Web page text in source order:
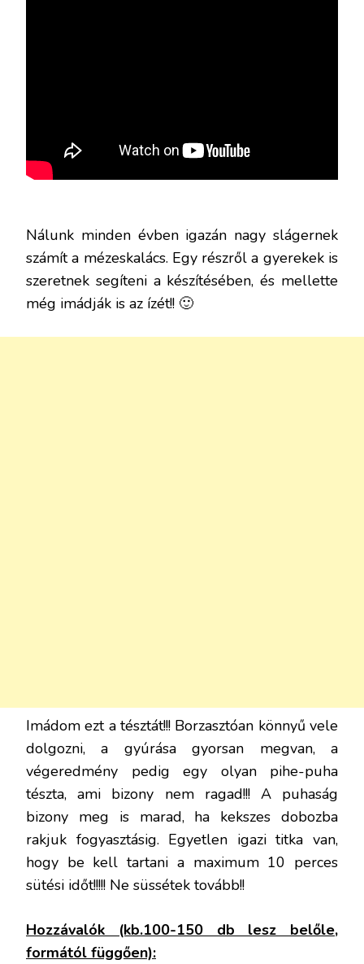
Nálunk minden évben igazán nagy slágernek
számít a mézeskalács. Egy részről a gyerekek is
szeretnek segíteni a készítésében, és mellette
még imádják is az ízét!! 🙂
Imádom ezt a tésztát!!! Borzasztóan könnyű vele
dolgozni, a gyúrása gyorsan megvan, a
végeredmény pedig egy olyan pihe-puha
tészta, ami bizony nem ragad!!! A puhaság
bizony meg is marad, ha kekszes dobozba
rakjuk fogyasztásig. Egyetlen igazi titka van,
hogy be kell tartani a maximum 10 perces
sütési időt!!!!! Ne süssétek tovább!!
Hozzávalók (kb.100-150 db lesz belőle,
formától függően):